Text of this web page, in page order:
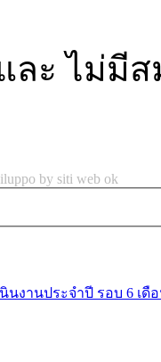
ละ ไม่มี
by siti web ok
นงานประจำปี รอบ 6 เดื